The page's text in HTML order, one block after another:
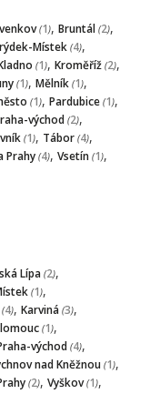
(1),Bruntál (2),
Místek (4),
(1),Kroměříž (2),
(1),Mělník (1),
(1),Pardubice (1),
východ (2),
(1), Tábor (4),
Prahy (4),Vsetín (1),
Lípa (2),
(1),
(4),Karviná (3),
(1),
východ (4),
nad Kněžnou (1),
(2),Vyškov(1),